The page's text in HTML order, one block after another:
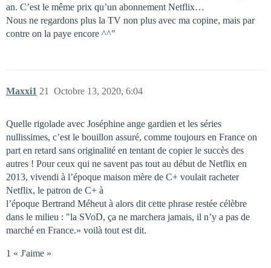
an. C’est le même prix qu’un abonnement Netflix…
Nous ne regardons plus la TV non plus avec ma copine, mais par
contre on la paye encore ^^"
Maxxi1 Octobre 13, 2020, 6:04
21
Quelle rigolade avec Joséphine ange gardien et les séries
nullissimes, c’est le bouillon assuré, comme toujours en France on
part en retard sans originalité en tentant de copier le succès des
autres ! Pour ceux qui ne savent pas tout au début de Netflix en
2013, vivendi à l’époque maison mère de C+ voulait racheter
Netflix, le patron de C+ à
l’époque Bertrand Méheut à alors dit cette phrase restée célèbre
dans le milieu : "la SVoD, ça ne marchera jamais, il n’y a pas de
marché en France.» voilà tout est dit.
1 « J'aime »